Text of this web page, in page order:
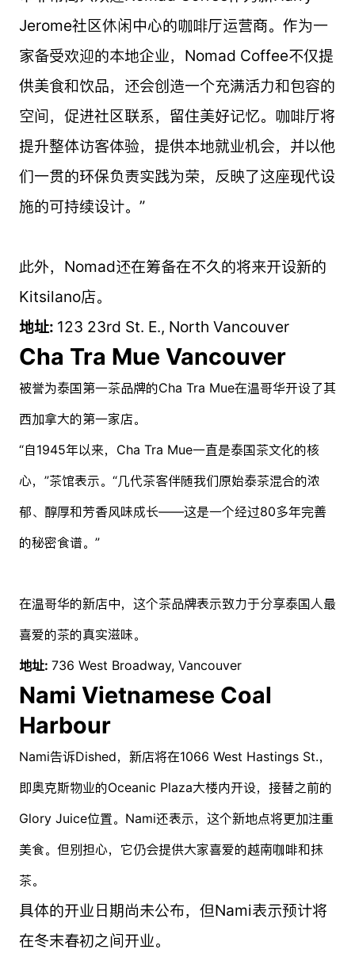
Jerome社区休闲中心的咖啡厅运营商。作为一
家备受欢迎的本地企业，Nomad Coffee不仅提
供美食和饮品，还会创造一个充满活力和包容的
空间，促进社区联系，留住美好记忆。咖啡厅将
提升整体访客体验，提供本地就业机会，并以他
们一贯的环保负责实践为荣，反映了这座现代设
施的可持续设计。”
此外，Nomad还在筹备在不久的将来开设新的
Kitsilano店。
地址: 123 23rd St. E., North Vancouver
Cha Tra Mue Vancouver
被誉为泰国第一茶品牌的Cha Tra Mue在温哥华开设了其
西加拿大的第一家店。
“自1945年以来，Cha Tra Mue一直是泰国茶文化的核
心，”茶馆表示。“几代茶客伴随我们原始泰茶混合的浓
郁、醇厚和芳香风味成长——这是一个经过80多年完善
的秘密食谱。”
在温哥华的新店中，这个茶品牌表示致力于分享泰国人最
喜爱的茶的真实滋味。
地址: 736 West Broadway, Vancouver
Nami Vietnamese Coal
Harbour
Nami告诉Dished，新店将在1066 West Hastings St.，
即奥克斯物业的Oceanic Plaza大楼内开设，接替之前的
Glory Juice位置。Nami还表示，这个新地点将更加注重
美食。但别担心，它仍会提供大家喜爱的越南咖啡和抹
茶。
具体的开业日期尚未公布，但Nami表示预计将
在冬末春初之间开业。